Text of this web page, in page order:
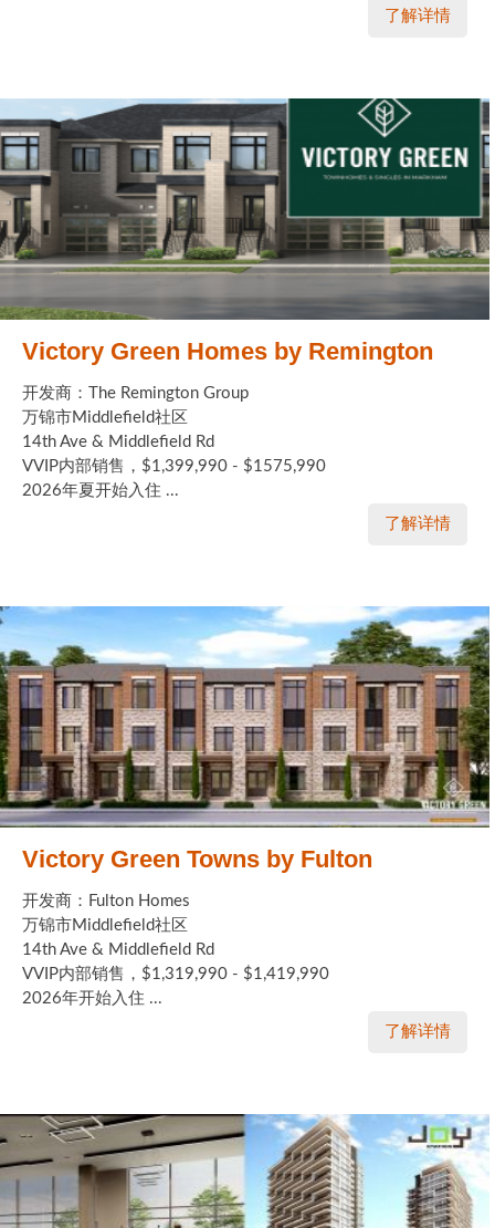
了解详情
Victory Green Homes by Remington
开发商：The Remington Group
万锦市Middlefield社区
14th Ave & Middlefield Rd
VVIP内部销售，$1,399,990 - $1575,990
2026年夏开始入住 ...
了解详情
Victory Green Towns by Fulton
开发商：Fulton Homes
万锦市Middlefield社区
14th Ave & Middlefield Rd
VVIP内部销售，$1,319,990 - $1,419,990
2026年开始入住 ...
了解详情